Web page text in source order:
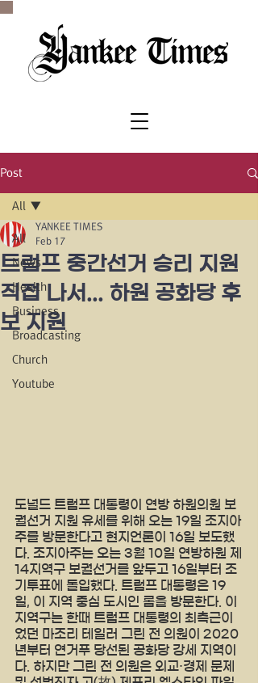
Post
All
News
Health
Business
Broadcasting
Church
Youtube
All
트럼프 중간선거 승리 지원
직접 나서... 하원 공화당 후
보 지원
YANKEE TIMES
Feb 17
도널드 트럼프 대통령이 연방 하원의원 보
궐선거 지원 유세를 위해 오는 19일 조지아
주를 방문한다고 현지언론이 16일 보도했
다. 조지아주는 오는 3월 10일 연방하원 제
14지역구 보궐선거를 앞두고 16일부터 조
기투표에 돌입했다. 트럼프 대통령은 19
일, 이 지역 중심 도시인 롬을 방문한다. 이
지역구는 한때 트럼프 대통령의 최측근이
었던 마조리 테일러 그린 전 의원이 2020
년부터 연거푸 당선된 공화당 강세 지역이
다. 하지만 그린 전 의원은 외교·경제 문제